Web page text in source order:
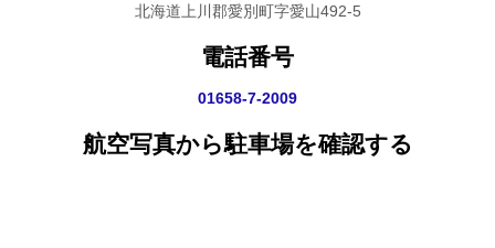
北海道上川郡愛別町字愛山492-5
電話番号
01658-7-2009
航空写真から駐車場を確認する